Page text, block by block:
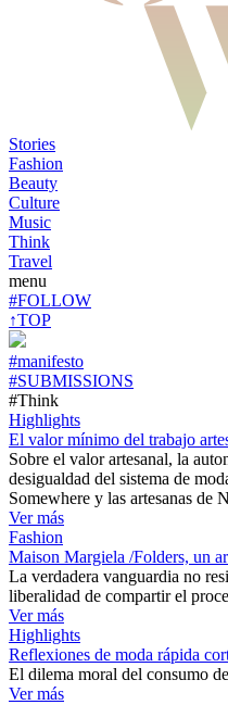
Stories
Fashion
Beauty
Culture
Music
Think
Travel
menu
#FOLLOW
↑TOP
#manifesto
#SUBMISSIONS
#Think
Highlights
El valor mínimo del trabajo
Sobre el valor artesanal, la
desigualdad del sistema de
Somewhere y las artesanas de
Ver más
Fashion
Maison Margiela /Folders, un
La verdadera vanguardia no
liberalidad de compartir el
Ver más
Highlights
Reflexiones de moda rápida
El dilema moral del consumo
Ver más